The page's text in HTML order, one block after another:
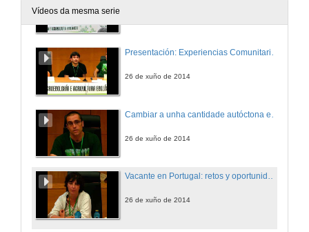
Vídeos da mesma serie
Presentación: Experiencias Comunitarias
26 de xuño de 2014
26 de xuño de 2014
Vacante en Portugal: retos y oportunidades para las instituciones y comunidades en tiempos de crisis
26 de xuño de 2014